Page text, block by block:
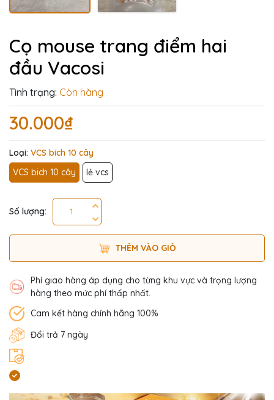
Cọ mouse trang điểm hai
đầu Vacosi
Tình trạng: Còn hàng
30.000₫
Loại: VCS bich 10 cây
VCS bich 10 cây
lẻ vcs
Số lượng:
THÊM VÀO GIỎ
Phí giao hàng áp dụng cho từng khu vực và trọng lượng
hàng theo mức phí thấp nhất.
Cam kết hàng chính hãng 100%
Đổi trả 7 ngày